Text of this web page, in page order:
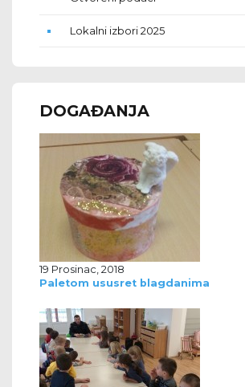
Lokalni izbori 2025
DOGAĐANJA
19 Prosinac, 2018
Paletom ususret blagdanima